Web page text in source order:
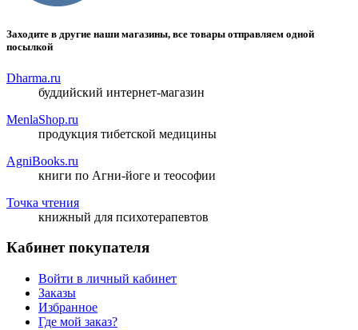
Заходите в другие наши магазины, все товары отправляем одной
посылкой
Dharma.ru
буддийский интернет-магазин
MenlaShop.ru
продукция тибетской медицины
AgniBooks.ru
книги по Агни-йоге и теософии
Точка чтения
книжный для психотерапевтов
Кабинет покупателя
Войти в личный кабинет
Заказы
Избранное
Где мой заказ?